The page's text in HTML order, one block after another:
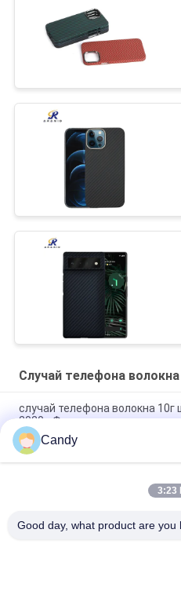
Случай телефона
случай телефона волокна
2020 иФоне
случай телефона Арамид
тонкий военный
случай телефона волокна
Candy
3:23
Good day, what product are you